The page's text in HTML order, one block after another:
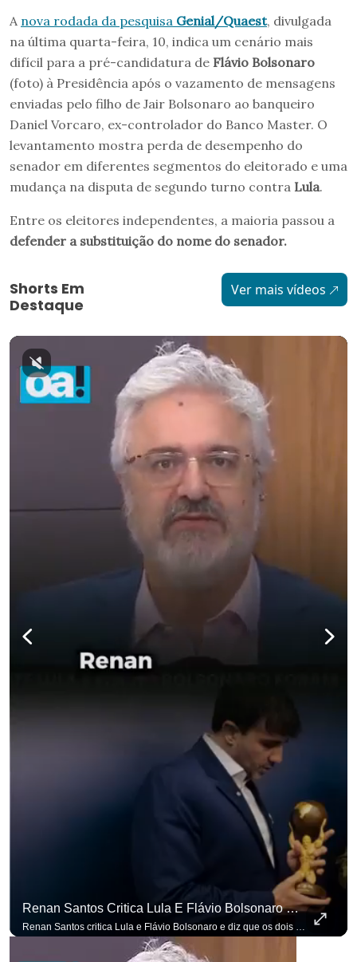
A nova rodada da pesquisa Genial/Quaest, divulgada
na última quarta-feira, 10, indica um cenário mais
difícil para a pré-candidatura de Flávio Bolsonaro
(foto) à Presidência após o vazamento de mensagens
enviadas pelo filho de Jair Bolsonaro ao banqueiro
Daniel Vorcaro, ex-controlador do Banco Master. O
levantamento mostra perda de desempenho do
senador em diferentes segmentos do eleitorado e uma
mudança na disputa de segundo turno contra Lula.
Entre os eleitores independentes, a maioria passou a
defender a substituição do nome do senador.
Shorts Em
Destaque
Ver mais vídeos
Renan Santos Critica Lula E Flávio Bolsonaro E Diz Que Os Dois São Lados Da Mesma Moeda.
Renan Santos critica Lula e Flávio Bolsonaro e diz que os dois são lados da mesma moeda. #OAntagonista Se você busca informação com credibilidade, inscreva-se agora e ative o